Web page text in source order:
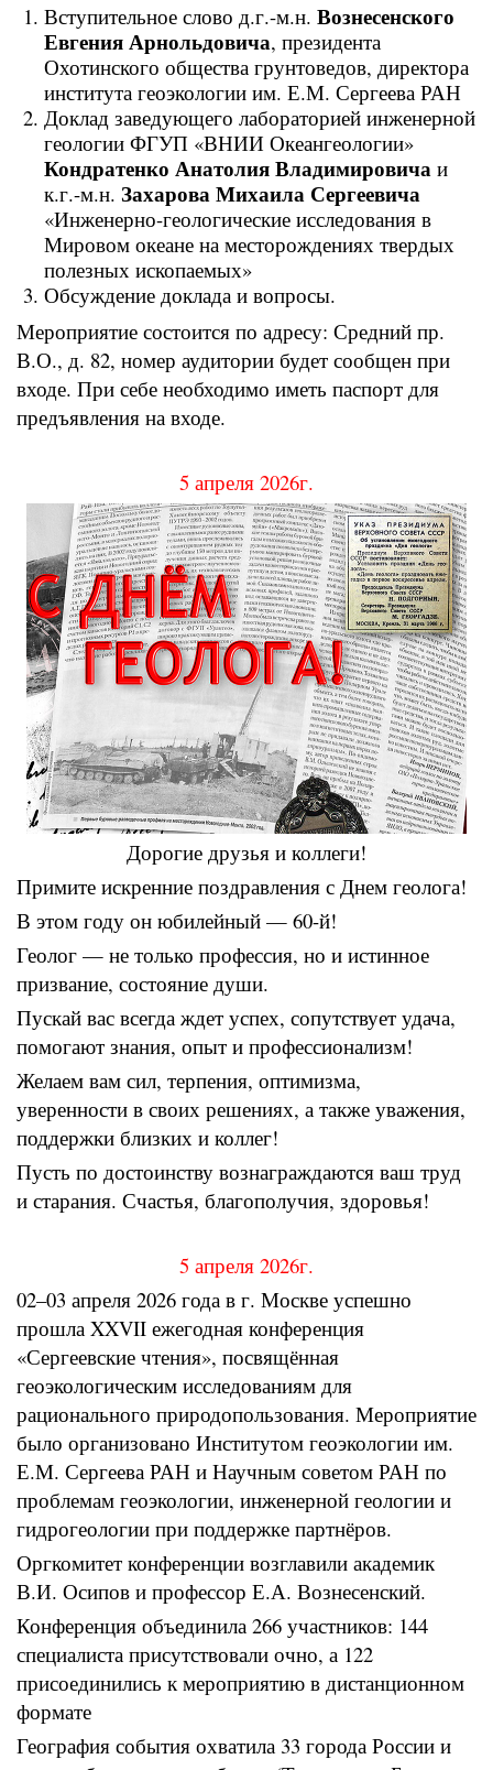
Вступительное слово д.г.-м.н. Вознесенского
Евгения Арнольдовича, президента
Охотинского общества грунтоведов, директора
института геоэкологии им. Е.М. Сергеева РАН
Доклад заведующего лабораторией инженерной
геологии ФГУП «ВНИИ Океангеологии»
Кондратенко Анатолия Владимировича и
к.г.-м.н. Захарова Михаила Сергеевича
«Инженерно-геологические исследования в
Мировом океане на месторождениях твердых
полезных ископаемых»
Обсуждение доклада и вопросы.
Мероприятие состоится по адресу: Средний пр.
В.О., д. 82, номер аудитории будет сообщен при
входе. При себе необходимо иметь паспорт для
предъявления на входе.
5 апреля 2026г.
Дорогие друзья и коллеги!
Примите искренние поздравления с Днем геолога!
В этом году он юбилейный — 60-й!
Геолог — не только профессия, но и истинное
призвание, состояние души.
Пускай вас всегда ждет успех, сопутствует удача,
помогают знания, опыт и профессионализм!
Желаем вам сил, терпения, оптимизма,
уверенности в своих решениях, а также уважения,
поддержки близких и коллег!
Пусть по достоинству вознаграждаются ваш труд
и старания. Счастья, благополучия, здоровья!
5 апреля 2026г.
02–03 апреля 2026 года в г. Москве успешно
прошла XXVII ежегодная конференция
«Сергеевские чтения», посвящённая
геоэкологическим исследованиям для
рационального природопользования. Мероприятие
было организовано Институтом геоэкологии им.
Е.М. Сергеева РАН и Научным советом РАН по
проблемам геоэкологии, инженерной геологии и
гидрогеологии при поддержке партнёров.
Оргкомитет конференции возглавили академик
В.И. Осипов и профессор Е.А. Вознесенский.
Конференция объединила 266 участников: 144
специалиста присутствовали очно, а 122
присоединились к мероприятию в дистанционном
формате
География события охватила 33 города России и